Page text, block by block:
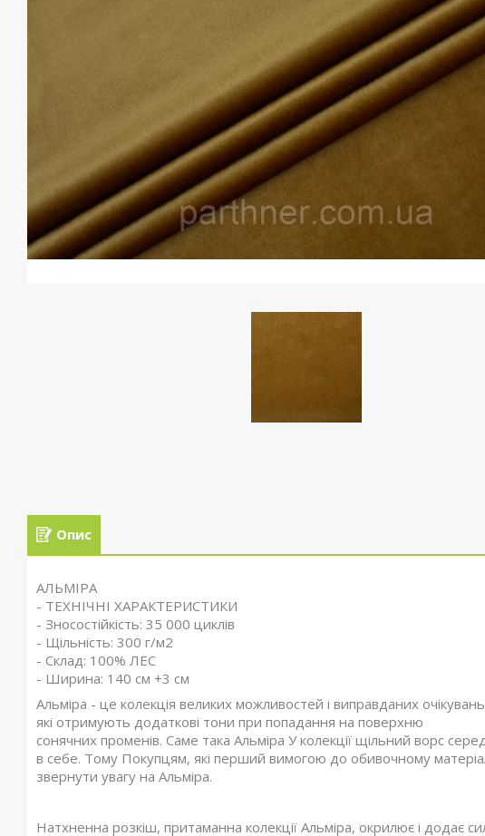
Опис
АЛЬМІРА
- ТЕХНІЧНІ ХАРАКТЕРИСТИКИ
- Зносостійкість: 35 000 циклів
- Щільність: 300 г/м2
- Склад: 100% ЛЕС
- Ширина: 140 см +3 см
Альміра - це колекція великих можливостей і виправданих
які отримують додаткові тони при попадання на поверхню
сонячних променів. Саме така Альміра У колекції щільний ворс
в себе. Тому Покупцям, які перший вимогою до обивочному
звернути увагу на Альміра.
Натхненна розкіш, притаманна колекції Альміра, окрилює і додає